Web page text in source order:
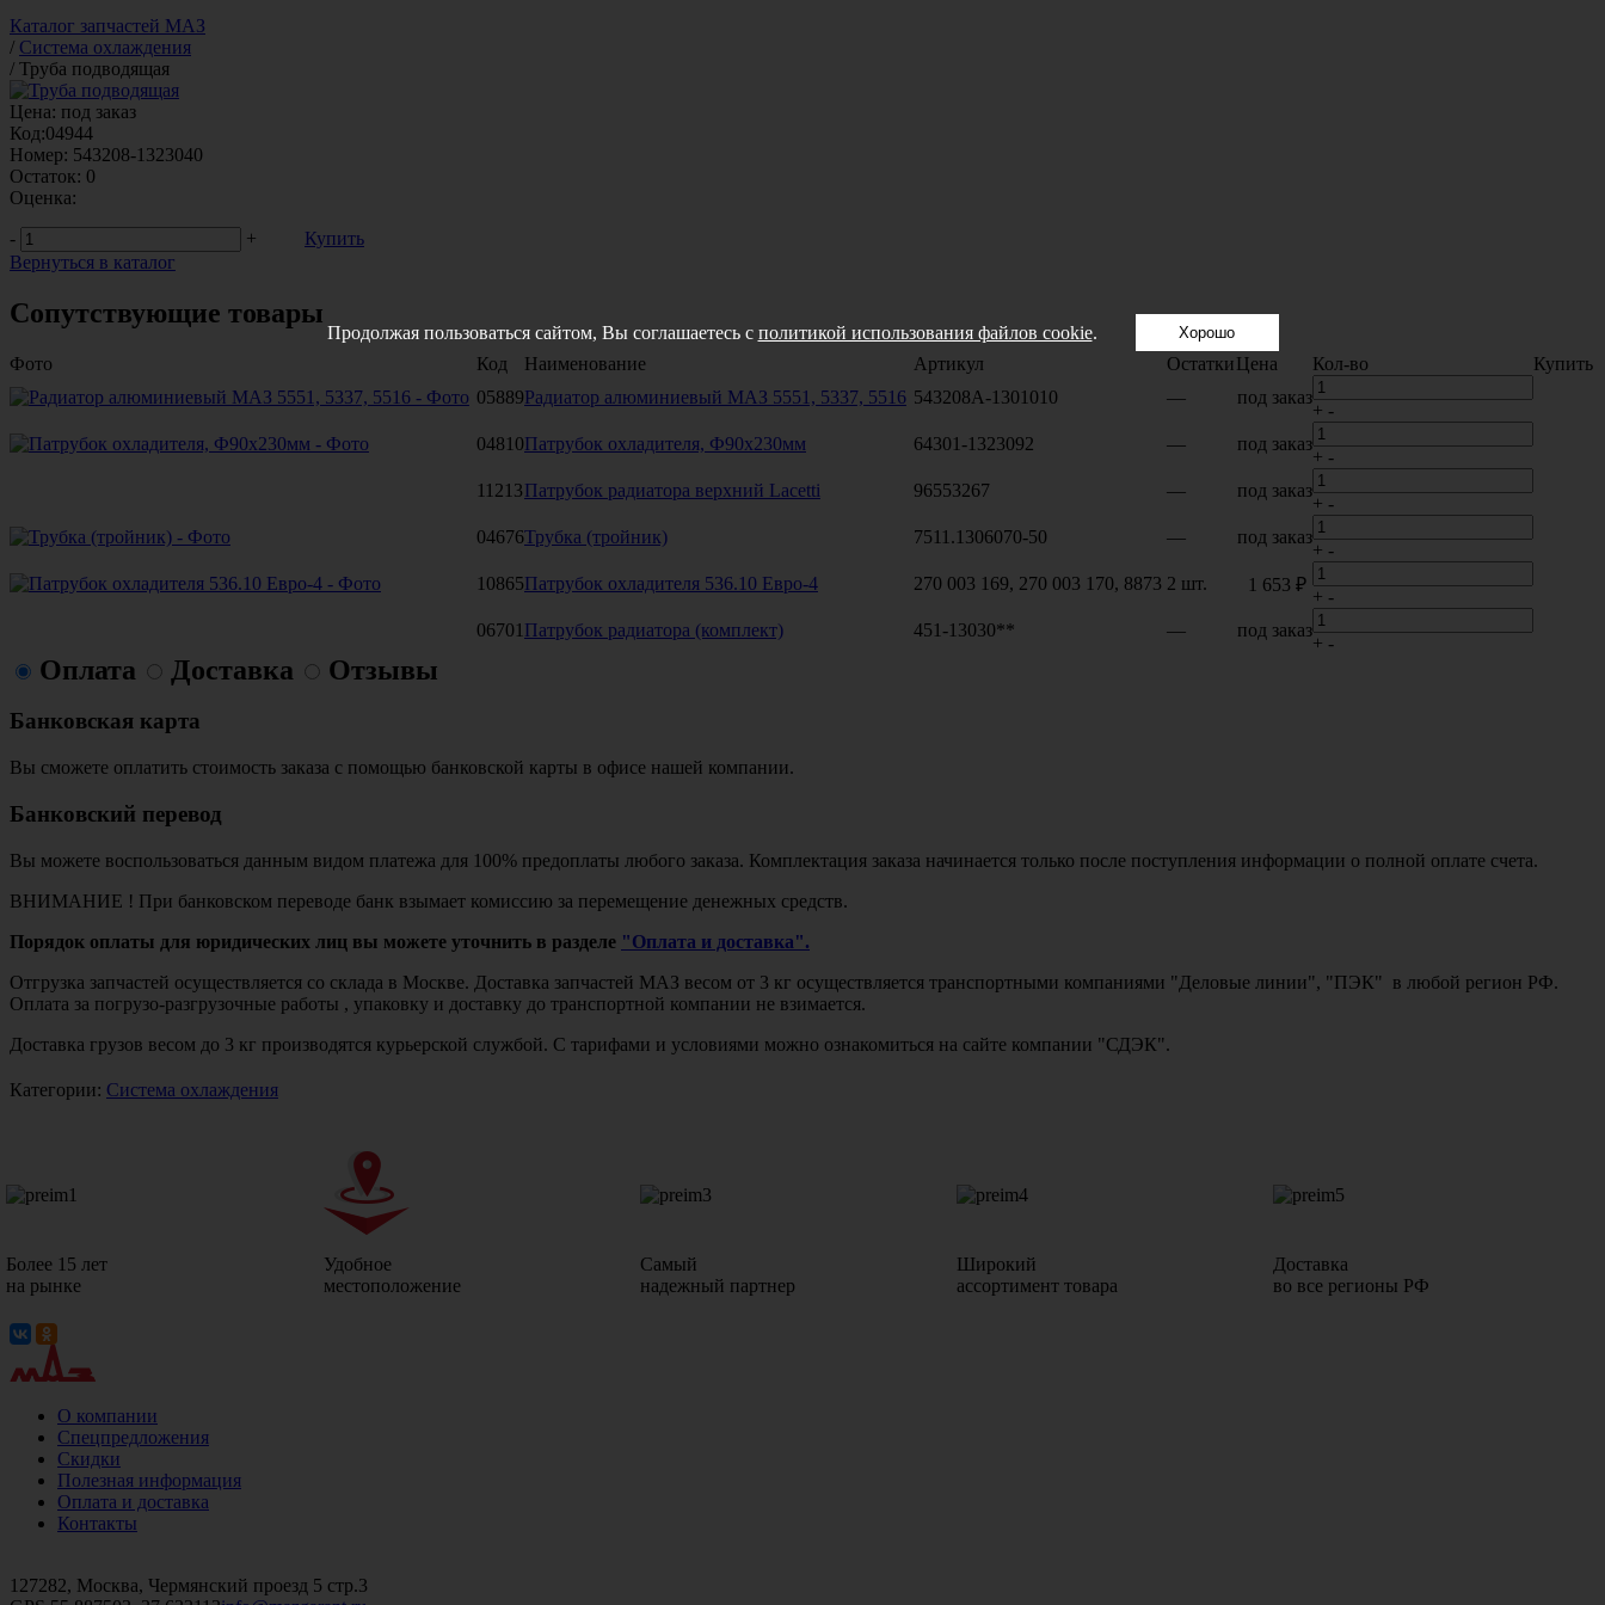
Каталог запчастей МАЗ
/ Система охлаждения
/ Труба подводящая
Цена: под заказ
Код:04944
Номер: 543208-1323040
Остаток: 0
Оценка:
-
+
Купить
Вернуться в каталог
Сопутствующие товары
Фото Код Наименование Артикул ОстаткиЦена Кол-во
Купить
05889Радиатор алюминиевый МАЗ 5551, 5337, 5516 543208А-1301010 — под заказ
+ -
04810Патрубок охладителя, Ф90х230мм 64301-1323092 — под заказ
+ -
11213Патрубок радиатора верхний Lacetti 96553267 — под заказ
+ -
04676Трубка (тройник) 7511.1306070-50 — под заказ
+ -
10865Патрубок охладителя 536.10 Евро-4 270 003 169, 270 003 170, 8873 2 шт. 1 653 ₽
+ -
06701 Патрубок радиатора (комплект) 451-13030** — под заказ
+ -
Оплата Доставка Отзывы
Банковская карта
Вы сможете оплатить стоимость заказа с помощью банковской карты в офисе нашей компании.
Банковский перевод
Вы можете воспользоваться данным видом платежа для 100% предоплаты любого заказа. Комплектация заказа начинается только после поступления информации о полной оплате счета.
ВНИМАНИЕ ! При банковском переводе банк взымает комиссию за перемещение денежных средств.
Порядок оплаты для юридических лиц вы можете уточнить в разделе "Оплата и доставка".
Отгрузка запчастей осуществляется со склада в Москве. Доставка запчастей МАЗ весом от 3 кг осуществляется транспортными компаниями "Деловые линии", "ПЭК" в любой регион РФ.
Оплата за погрузо-разгрузочные работы , упаковку и доставку до транспортной компании не взимается.
Доставка грузов весом до 3 кг производятся курьерской службой. С тарифами и условиями можно ознакомиться на сайте компании "СДЭК".
Категории: Система охлаждения
Более 15 лет
на рынке
Удобное
местоположение
Самый
надежный партнер
Широкий
ассортимент товара
Доставка
во все регионы РФ
О компании
Спецпредложения
Скидки
Полезная информация
Оплата и доставка
Контакты
127282, Москва, Чермянский проезд 5 стр.3
Продолжая пользоваться сайтом, Вы соглашаетесь с политикой использования файлов cookie. Хорошо